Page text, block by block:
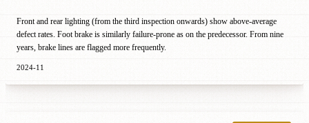
Front and rear lighting (from the third inspection onwards) show above-average
defect rates. Foot brake is similarly failure-prone as on the predecessor. From nine
years, brake lines are flagged more frequently.
2024-11